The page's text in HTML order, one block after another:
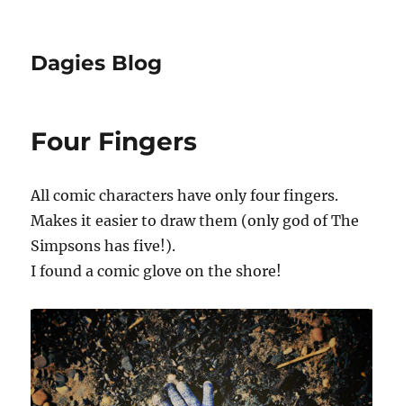
Dagies Blog
Four Fingers
All comic characters have only four fingers.
Makes it easier to draw them (only god of The
Simpsons has five!).
I found a comic glove on the shore!